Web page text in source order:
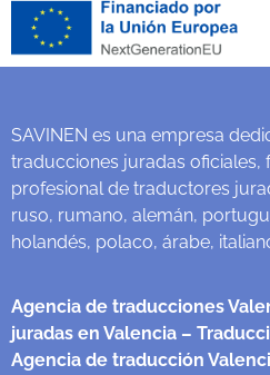
SAVINEN es una empresa
traducciones juradas
profesional de traductores
ruso, rumano, alemán,
holandés, polaco, árabe,
Agencia de traducciones
juradas en Valencia –
Agencia de traducción